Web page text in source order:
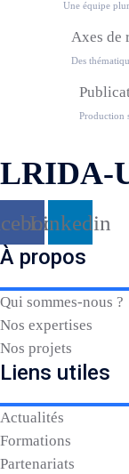
Une équipe
Axes de
Des
Production
LRIDA-
Linkedin
À propos
Qui sommes-nous ?
Nos expertises
Nos projets
Liens utiles
Actualités
Formations
Partenariats